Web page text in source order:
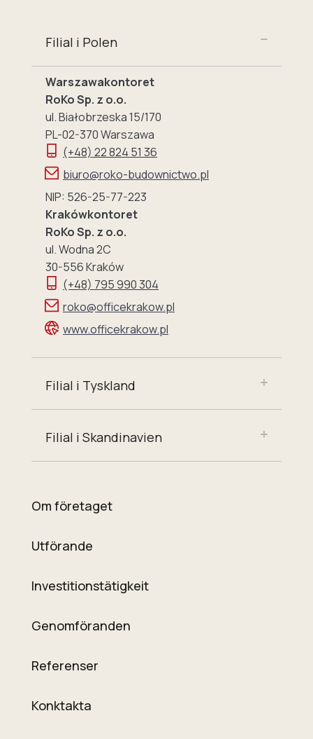
Filial i Polen
Warszawakontoret
RoKo Sp. z o.o.
ul. Białobrzeska 15/170
PL-02-370 Warszawa
(+48) 22 824 51 36
biuro@roko-budownictwo.pl
NIP: 526-25-77-223
Krakówkontoret
RoKo Sp. z o.o.
ul. Wodna 2C
30-556 Kraków
(+48) 795 990 304
roko@officekrakow.pl
www.officekrakow.pl
Filial i Tyskland
Filial i Skandinavien
Om företaget
Utförande
Investitionstätigkeit
Genomföranden
Referenser
Konktakta